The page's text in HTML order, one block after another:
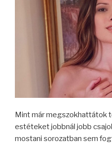
Mint már megszokhattátok
estéteket jobbnál jobb
mostani sorozatban sem